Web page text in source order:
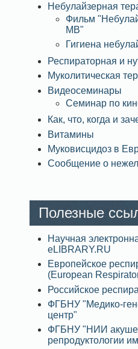
Небулайзерная
Фильм
МВ"
Гигиена
Респираторная и
Муколитическая
Видеосеминары
Семинар по
Как, что, когда и
Витамины
Муковисцидоз в
Сообщение о
Полезные
Научная
eLIBRARY.RU
Европейское
(European
Российское
ФГБНУ "Медико-
центр"
ФГБНУ "НИИ
репродуктологии